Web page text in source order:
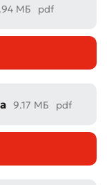
МБ pdf
9.17 МБ pdf